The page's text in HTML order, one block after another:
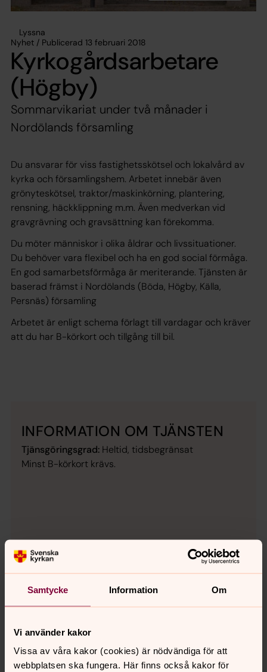
Samtycke Information Om
Vi använder kakor
Vissa av våra kakor (cookies) är nödvändiga för att
webbplatsen ska fungera. Här finns också kakor för
Lyssna
Nyhet / Publicerad 13 februari 2018
Kyrkogårdsarbetare
(Högby)
Sommarvikariat under två månader i
Nordölands församling
Du ansvarar för viss fastighetsskötsel och lokalvård av
kyrka och församlingshem. Arbetet innebär även
grönyteskötsel, traktor/maskinkörning, plantering,
rensning, häckklippning m.m. Även medverkan vid
gravgrävning och gravsättning kan förekomma.
Du möter människor i olika åldrar och livssituationer.
Du behöver vara flexibel och ha en god social förmåga.
En god samarbetsförmåga är meriterande. Tjänsten är
baserad främst i Nordölands (Böda, Högby, Källa,
Persnäs) församling
Arbetet är enligt schema förlagt till vardagar och kräver
att du har B-körkort och tillgång till bil.
INFORMATION OM TJÄNSTEN
Tjänsgöringsgrad: Heltid, tidsbegränsat
Minst B-körkort krävs.
Vi behöver din ansökansenast den 30 april 2026
Maila till:norra.oland.pastorat@svenskakyrkan.se
Ö Kyrkogatan 9